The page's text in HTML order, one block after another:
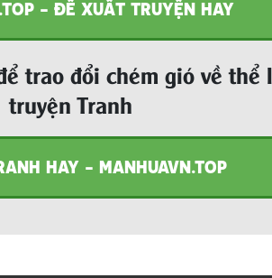
- ĐỀ XUẤT TRUYỆN HAY
trao đổi chém gió về thể
truyện Tranh
HAY - MANHUAVN.TOP